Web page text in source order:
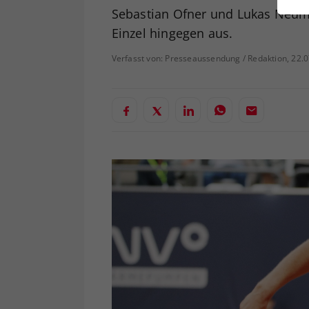
Sebastian Ofner und Lukas
Einzel hingegen aus.
Verfasst von: Presseaussendung / Redaktion,